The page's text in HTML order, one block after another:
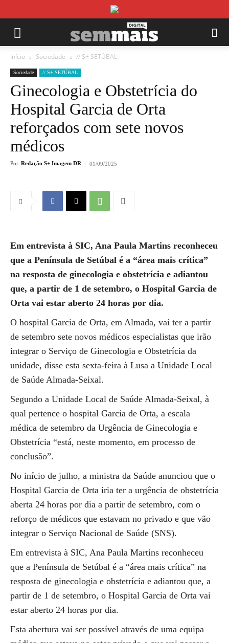
Início Sociedade // S+ SETÚBAL
Sociedade // S+ SETÚBAL
Ginecologia e Obstetrícia do
Hospital Garcia de Orta
reforçados com sete novos
médicos
Por Redação S+ Imagem DR - 01/09/2025
Em entrevista à SIC, Ana Paula Martins reconheceu
que a Península de Setúbal é a “área mais crítica”
na resposta de ginecologia e obstetrícia e adiantou
que, a partir de 1 de setembro, o Hospital Garcia de
Orta vai estar aberto 24 horas por dia.
O hospital Garcia de Orta, em Almada, vai ter a partir
de setembro sete novos médicos especialistas que irão
integrar o Serviço de Ginecologia e Obstetrícia da
unidade, disse esta sexta-feira à Lusa a Unidade Local
de Saúde Almada-Seixal.
Segundo a Unidade Local de Saúde Almada-Seixal, à
qual pertence o hospital Garcia de Orta, a escala
médica de setembro da Urgência de Ginecologia e
Obstetrícia “está, neste momento, em processo de
conclusão”.
No início de julho, a ministra da Saúde anunciou que o
Hospital Garcia de Orta iria ter a urgência de obstetrícia
aberta 24 horas por dia a partir de setembro, com o
reforço de médicos que estavam no privado e que vão
integrar o Serviço Nacional de Saúde (SNS).
Em entrevista à SIC, Ana Paula Martins reconheceu
que a Península de Setúbal é a “área mais crítica” na
resposta de ginecologia e obstetrícia e adiantou que, a
partir de 1 de setembro, o Hospital Garcia de Orta vai
estar aberto 24 horas por dia.
Esta abertura vai ser possível através de uma equipa